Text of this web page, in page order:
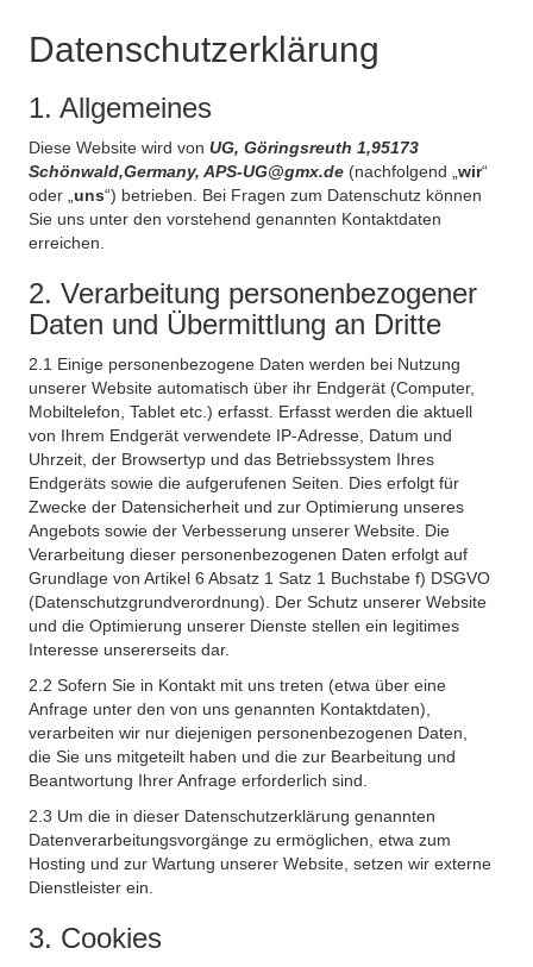
Datenschutzerklärung
1. Allgemeines
Diese Website wird von UG, Göringsreuth 1,95173
Schönwald,Germany, APS-UG@gmx.de (nachfolgend „ wir“
oder „ uns“) betrieben. Bei Fragen zum Datenschutz können
Sie uns unter den vorstehend genannten Kontaktdaten
erreichen.
2. Verarbeitung personenbezogener
Daten und Übermittlung an Dritte
2.1 Einige personenbezogene Daten werden bei Nutzung
unserer Website automatisch über ihr Endgerät (Computer,
Mobiltelefon, Tablet etc.) erfasst. Erfasst werden die aktuell
von Ihrem Endgerät verwendete IP-Adresse, Datum und
Uhrzeit, der Browsertyp und das Betriebssystem Ihres
Endgeräts sowie die aufgerufenen Seiten. Dies erfolgt für
Zwecke der Datensicherheit und zur Optimierung unseres
Angebots sowie der Verbesserung unserer Website. Die
Verarbeitung dieser personenbezogenen Daten erfolgt auf
Grundlage von Artikel 6 Absatz 1 Satz 1 Buchstabe f) DSGVO
(Datenschutzgrundverordnung). Der Schutz unserer Website
und die Optimierung unserer Dienste stellen ein legitimes
Interesse unsererseits dar.
2.2 Sofern Sie in Kontakt mit uns treten (etwa über eine
Anfrage unter den von uns genannten Kontaktdaten),
verarbeiten wir nur diejenigen personenbezogenen Daten,
die Sie uns mitgeteilt haben und die zur Bearbeitung und
Beantwortung Ihrer Anfrage erforderlich sind.
2.3 Um die in dieser Datenschutzerklärung genannten
Datenverarbeitungsvorgänge zu ermöglichen, etwa zum
Hosting und zur Wartung unserer Website, setzen wir externe
Dienstleister ein.
3. Cookies